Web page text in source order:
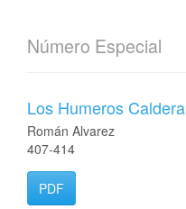
Número Especial
Los Humeros Caldera
Román Alvarez
407-414
PDF